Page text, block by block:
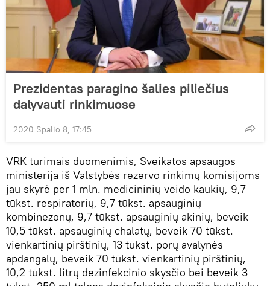
Prezidentas paragino šalies piliečius
dalyvauti rinkimuose
2020 Spalio 8, 17:45
VRK turimais duomenimis, Sveikatos apsaugos
ministerija iš Valstybės rezervo rinkimų komisijoms
jau skyrė per 1 mln. medicininių veido kaukių, 9,7
tūkst. respiratorių, 9,7 tūkst. apsauginių
kombinezonų, 9,7 tūkst. apsauginių akinių, beveik
10,5 tūkst. apsauginių chalatų, beveik 70 tūkst.
vienkartinių pirštinių, 13 tūkst. porų avalynės
apdangalų, beveik 70 tūkst. vienkartinių pirštinių,
10,2 tūkst. litrų dezinfekcinio skysčio bei beveik 3